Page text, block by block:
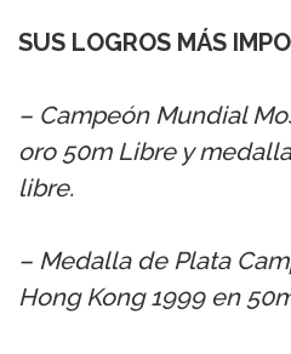
SUS LOGROS MÁS
– Campeón Mundial
oro 50m Libre y
libre.
– Medalla de Plata
Hong Kong 1999 en